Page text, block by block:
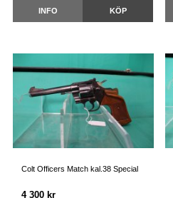
INFO KÖP
Colt Officers Match kal.38 Special
4 300 kr